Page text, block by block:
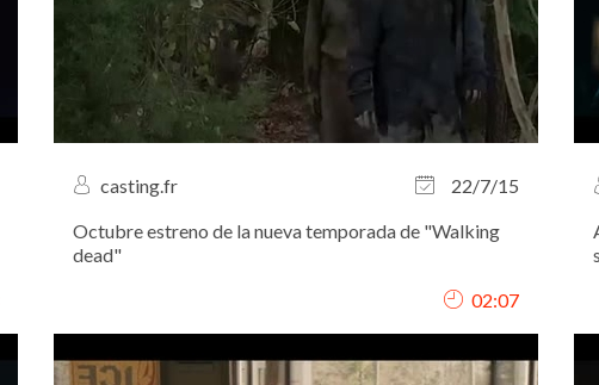
casting.fr
22/7/15
Octubre estreno de la nueva temporada de "Walking
dead"
02:07